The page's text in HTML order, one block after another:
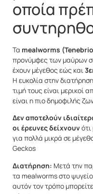
οποία
Τα mealworms
προνύμφες των μαύρων
έχουν μέγεθος εώς και
Η ευκολία στην
τιμή τους είναι μερικοί
είναι η πιο δημοφιλής
Δεν αποτελούν
οι έρευνες δείχνουν
για πολλά μικρά σε
Geckos
Διατήρηση: Μετά την
τα mealworms στο
αυτόν τον τρόπο